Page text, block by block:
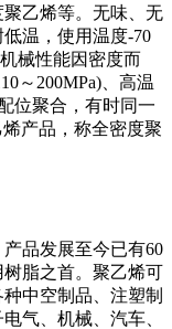
乙烯等。无味、无
温，使用温度-70
械性能因密度而
～ 200MPa) 、高温
位聚合，有时同一
产品，称全密度聚
品发展至今已有60
脂之首。聚乙烯可
中空制品、注塑制
气、机械、汽车、